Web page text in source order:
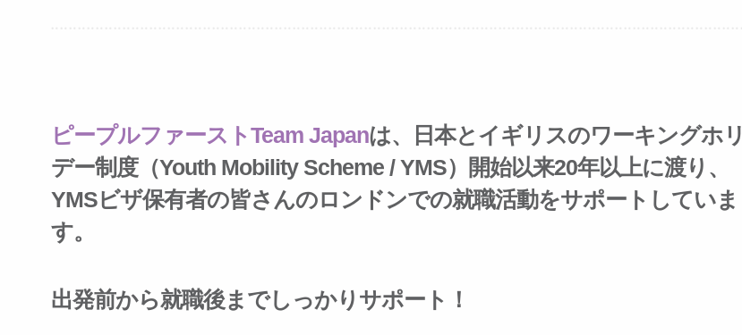
ピープルファーストTeam Japanは、
日本とイギリスのワーキングホリ
デー制度（Youth Mobility Scheme / YMS）開始以来20年以上に渡り、
YMSビザ保有者の皆さんのロンドンでの就職活動をサポートしていま
す。
出発前から就職後までしっかり サポート！